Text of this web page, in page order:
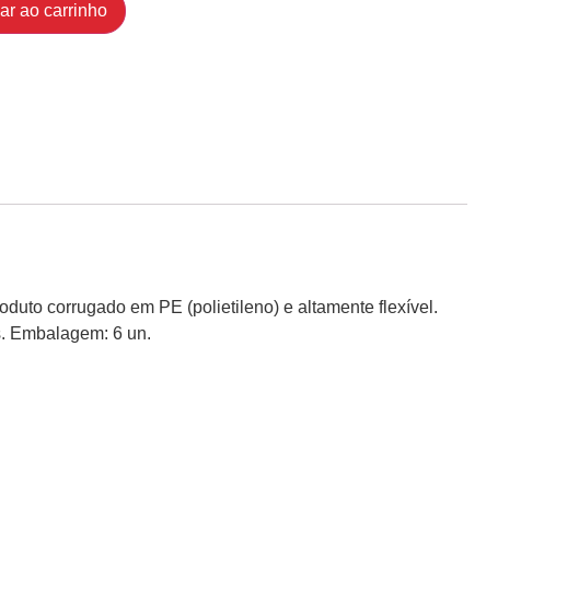
ao carrinho
corrugado em PE (polietileno) e altamente flexível.
Embalagem: 6 un.